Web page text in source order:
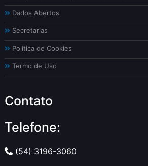
Dados Abertos
Secretarias
Política de Cookies
Termo de Uso
Contato
Telefone:
(54) 3196-3060